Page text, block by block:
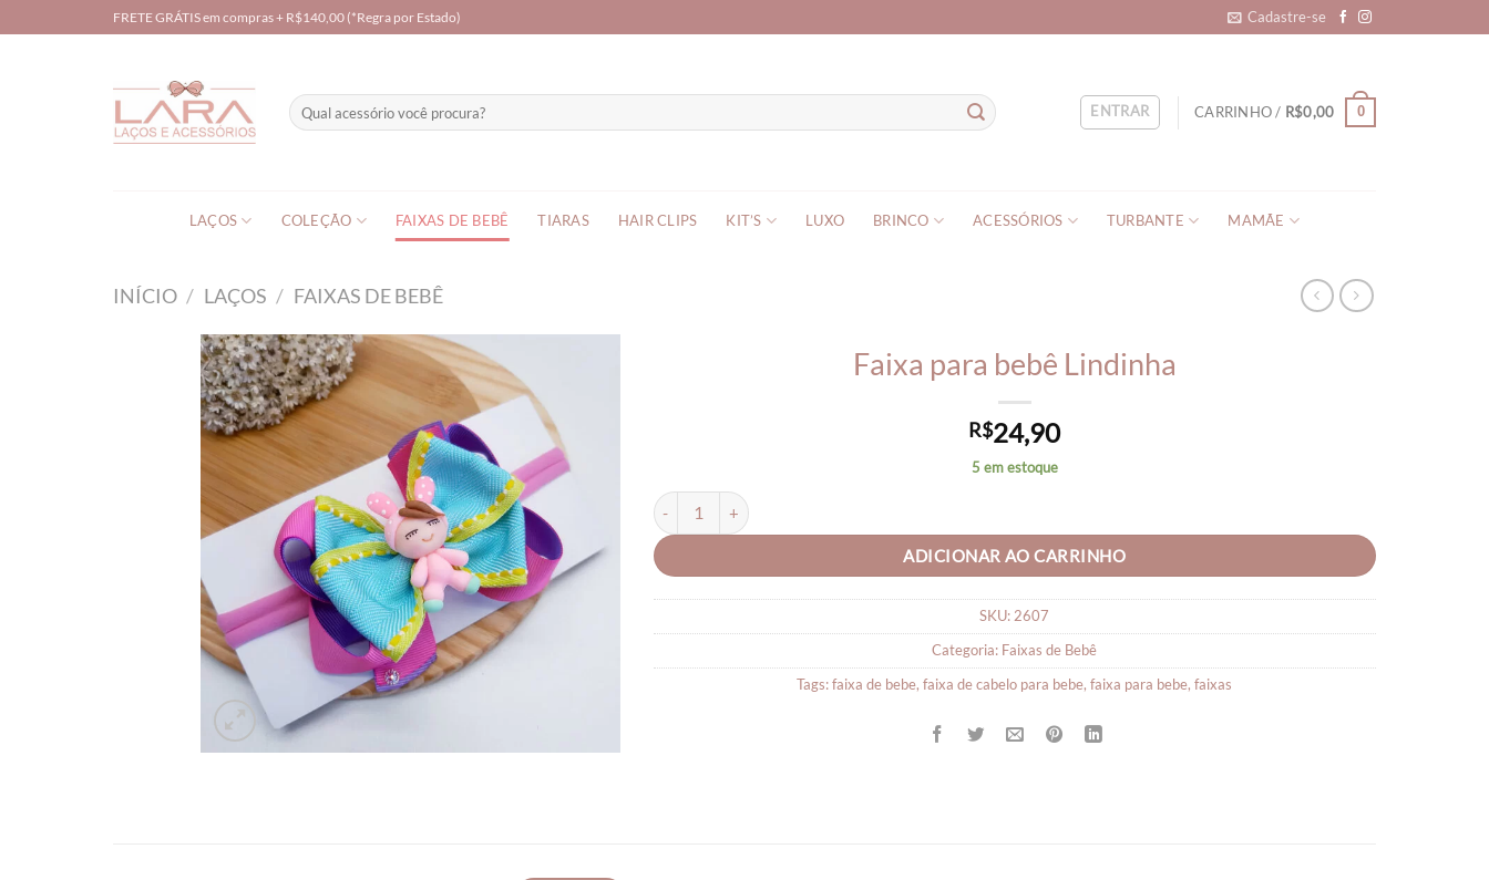
to
FRETE GRÁTIS em compras + R$140,00 (*Regra por Estado) Cadastre-se
Pesquisar
por:
ENTRAR CARRINHO / R$0,00 0
LAÇOS COLEÇÃO FAIXAS DE BEBÊ TIARAS HAIR CLIPS KIT’S LUXO BRINCO ACESSÓRIOS TURBANTE MAMÃE
INÍCIO / LAÇOS / FAIXAS DE BEBÊ
Faixa para bebê Lindinha
R$24,90
5 em estoque
Faixa para bebê Lindinha quantidade
ADICIONAR AO CARRINHO
SKU:2607
Categoria: Faixas de Bebê
Tags:faixa de bebe,faixa de cabelo para bebe,faixa para bebe,faixas